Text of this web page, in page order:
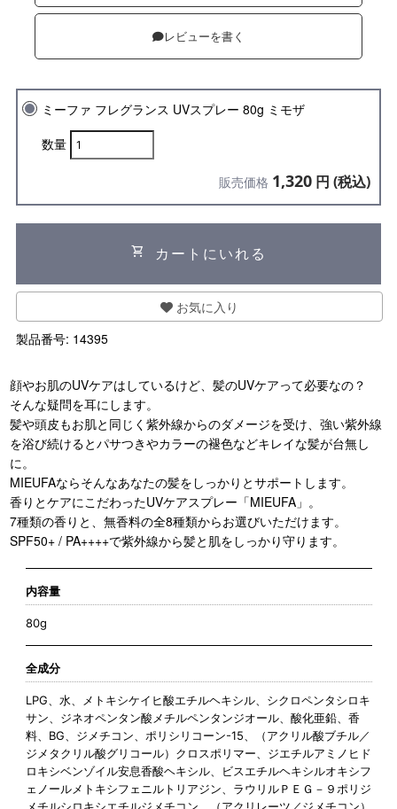
レビューを書く
ミーファ フレグランス UVスプレー 80g ミモザ
数量
販売価格 1,320 円 (税込)
shopping_cart カートにいれる
お気に入り
製品番号: 14395
顔やお肌のUVケアはしているけど、髪のUVケアって必要なの？
そんな疑問を耳にします。
髪や頭皮もお肌と同じく紫外線からのダメージを受け、強い紫外線
を浴び続けるとパサつきやカラーの褪色などキレイな髪が台無し
に。
MIEUFAならそんなあなたの髪をしっかりとサポートします。
香りとケアにこだわったUVケアスプレー「MIEUFA」。
7種類の香りと、無香料の全8種類からお選びいただけます。
SPF50+ / PA++++で紫外線から髪と肌をしっかり守ります。
内容量
80g
全成分
LPG、水、メトキシケイヒ酸エチルヘキシル、シクロペンタシロキ
サン、ジネオペンタン酸メチルペンタンジオール、酸化亜鉛、香
料、BG、ジメチコン、ポリシリコーン-15、（アクリル酸ブチル／
ジメタクリル酸グリコール）クロスポリマー、ジエチルアミノヒド
ロキシベンゾイル安息香酸ヘキシル、ビスエチルヘキシルオキシフ
ェノールメトキシフェニルトリアジン、ラウリルＰＥＧ－９ポリジ